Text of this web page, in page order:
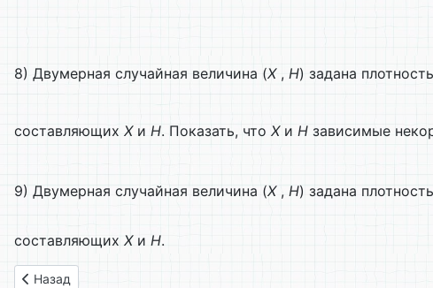
8) Двумерная случайная величина (X, H) задана
составляющих Xи H. Показать, что Xи H зависимые
9) Двумерная случайная величина (X, H) задана
составляющих Xи H.
Предыдущий: Тема 7. Двумерные случайные величины.
Назад